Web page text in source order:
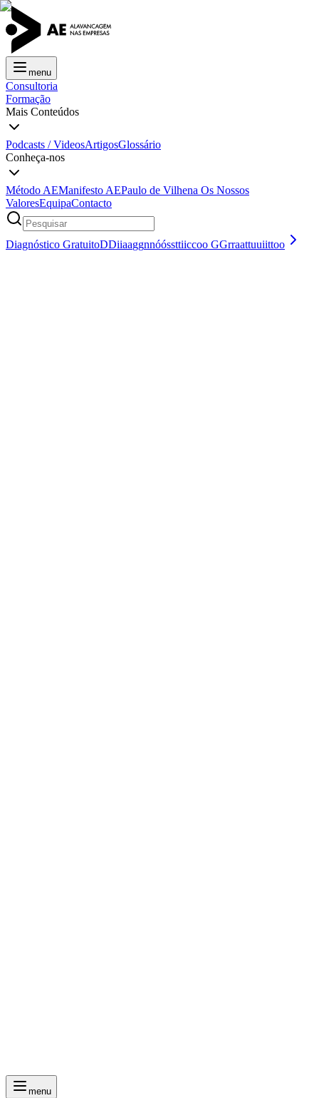
menu
Consultoria
Formação
Mais Conteúdos
Podcasts / VideosArtigosGlossário
Conheça-nos
Método AEManifesto AEPaulo de Vilhena Os Nossos
ValoresEquipaContacto
Diagnóstico GratuitoDDiiaaggnnóóssttiiccoo GGrraattuuiittoo
menu